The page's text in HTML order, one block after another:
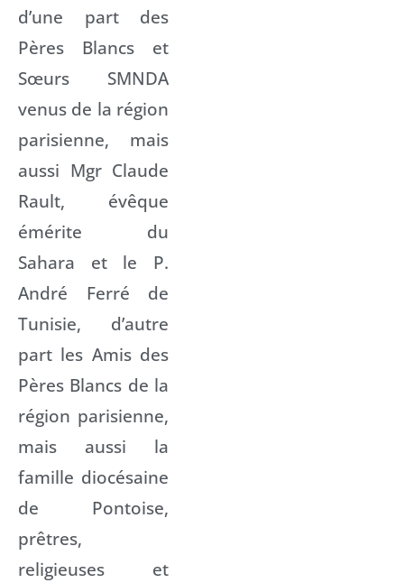
d’une part des
Pères Blancs et
Sœurs SMNDA
venus de la région
parisienne, mais
aussi Mgr Claude
Rault, évêque
émérite du
Sahara et le P.
André Ferré de
Tunisie, d’autre
part les Amis des
Pères Blancs de la
région parisienne,
mais aussi la
famille diocésaine
de Pontoise,
prêtres,
religieuses et